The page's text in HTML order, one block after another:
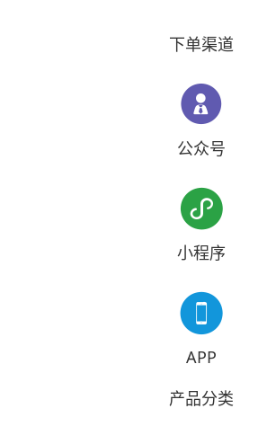
下单渠道

公众号

小程序

APP
产品分类